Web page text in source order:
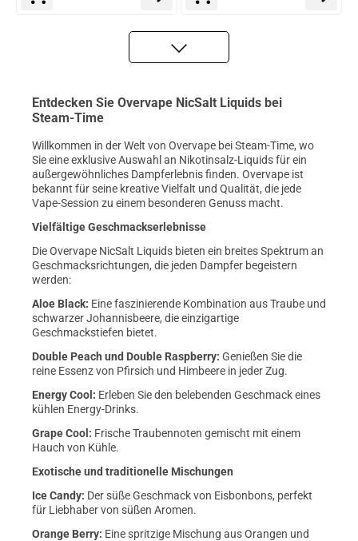
Entdecken Sie Overvape NicSalt Liquids bei
Steam-Time
Willkommen in der Welt von Overvape bei Steam-Time, wo
Sie eine exklusive Auswahl an Nikotinsalz-Liquids für ein
außergewöhnliches Dampferlebnis finden. Overvape ist
bekannt für seine kreative Vielfalt und Qualität, die jede
Vape-Session zu einem besonderen Genuss macht.
Vielfältige Geschmackserlebnisse
Die Overvape NicSalt Liquids bieten ein breites Spektrum an
Geschmacksrichtungen, die jeden Dampfer begeistern
werden:
Aloe Black: Eine faszinierende Kombination aus Traube und
schwarzer Johannisbeere, die einzigartige
Geschmackstiefen bietet.
Double Peach und Double Raspberry: Genießen Sie die
reine Essenz von Pfirsich und Himbeere in jeder Zug.
Energy Cool: Erleben Sie den belebenden Geschmack eines
kühlen Energy-Drinks.
Grape Cool: Frische Traubennoten gemischt mit einem
Hauch von Kühle.
Exotische und traditionelle Mischungen
Ice Candy: Der süße Geschmack von Eisbonbons, perfekt
für Liebhaber von süßen Aromen.
Orange Berry: Eine spritzige Mischung aus Orangen und